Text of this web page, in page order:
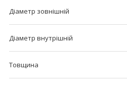
Діаметр зовнішній
Діаметр внутрішній
Товщина